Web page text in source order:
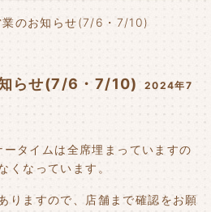
業のお知らせ(7/6・7/10)
らせ(7/6・7/10)
2024年7
タイムは全席埋まっていますの
くなっています。
りますので、店舗まで確認をお願